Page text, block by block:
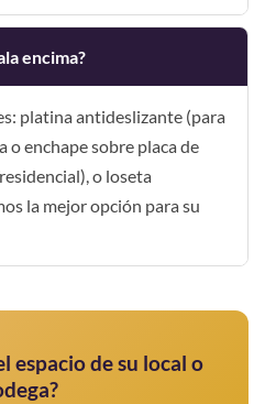
encima?
platina antideslizante (para
o enchape sobre placa de
o loseta
la mejor opción para su
espacio de su local o